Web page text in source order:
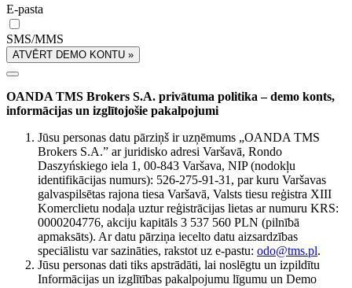
E-pasta
SMS/MMS
ATVĒRT DEMO KONTU »
OANDA TMS Brokers S.A. privātuma politika – demo konts,
informācijas un izglītojošie pakalpojumi
Jūsu personas datu pārziņš ir uzņēmums „OANDA TMS
Brokers S.A.” ar juridisko adresi Varšavā, Rondo
Daszyńskiego iela 1, 00-843 Varšava, NIP (nodokļu
identifikācijas numurs): 526-275-91-31, par kuru Varšavas
galvaspilsētas rajona tiesa Varšavā, Valsts tiesu reģistra XIII
Komerclietu nodaļa uztur reģistrācijas lietas ar numuru KRS:
0000204776, akciju kapitāls 3 537 560 PLN (pilnībā
apmaksāts). Ar datu pārziņa iecelto datu aizsardzības
speciālistu var sazināties, rakstot uz e-pastu: odo@tms.pl.
Jūsu personas dati tiks apstrādāti, lai noslēgtu un izpildītu
Informācijas un izglītības pakalpojumu līgumu un Demo